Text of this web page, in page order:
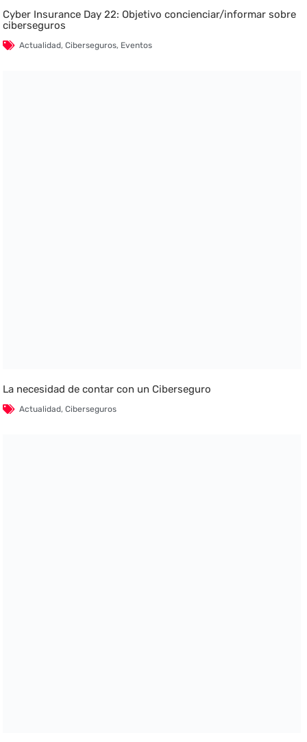
Cyber Insurance Day 22: Objetivo concienciar/informar sobre
ciberseguros
Actualidad,Ciberseguros, Eventos
La necesidad de contar con un Ciberseguro
Actualidad,Ciberseguros